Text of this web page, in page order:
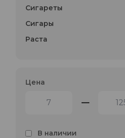
Сигареты
Сигары
Раста
Цена
—
В наличии